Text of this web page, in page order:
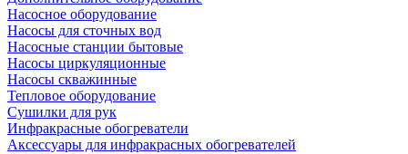
Насосное оборудование
Насосы для сточных вод
Насосные станции бытовые
Насосы циркуляционные
Насосы скважинные
Тепловое оборудование
Сушилки для рук
Инфракрасные обогреватели
Аксессуары для инфракрасных обогревателей